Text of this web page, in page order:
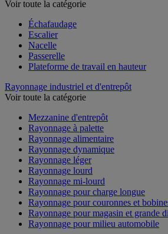
Voir toute la catégorie
Échafaudage
Escalier
Nacelle
Passerelle
Plateforme de travail en hauteur
Rayonnage industriel et d'entrepôt
Voir toute la catégorie
Mezzanine d'entrepôt
Rayonnage à palette
Rayonnage alimentaire
Rayonnage dynamique
Rayonnage léger
Rayonnage lourd
Rayonnage mi-lourd
Rayonnage pour charge longue
Rayonnage pour couronnes et
Rayonnage pour magasin et grande
Rayonnage pour milieu automobile